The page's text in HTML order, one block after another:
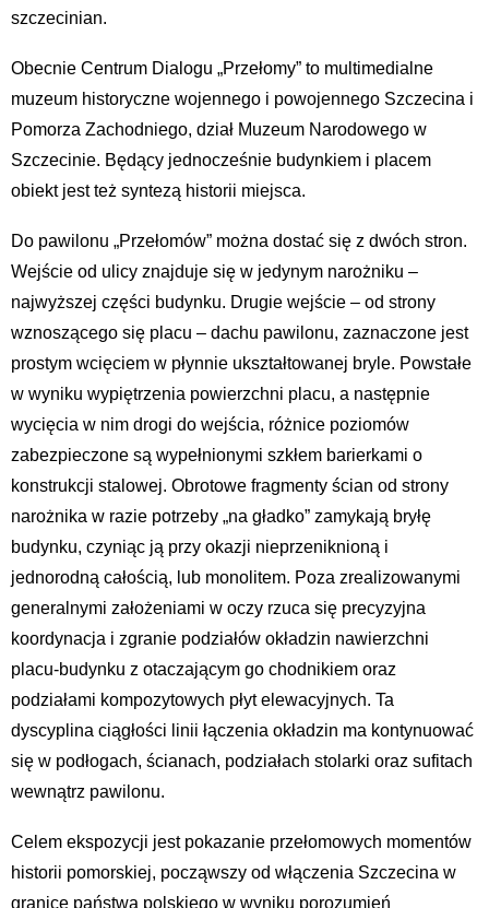
szczecinian.
Obecnie Centrum Dialogu „Przełomy” to multimedialne
muzeum historyczne wojennego i powojennego Szczecina i
Pomorza Zachodniego, dział Muzeum Narodowego w
Szczecinie. Będący jednocześnie budynkiem i placem
obiekt jest też syntezą historii miejsca.
Do pawilonu „Przełomów” można dostać się z dwóch stron.
Wejście od ulicy znajduje się w jedynym narożniku –
najwyższej części budynku. Drugie wejście – od strony
wznoszącego się placu – dachu pawilonu, zaznaczone jest
prostym wcięciem w płynnie ukształtowanej bryle. Powstałe
w wyniku wypiętrzenia powierzchni placu, a następnie
wycięcia w nim drogi do wejścia, różnice poziomów
zabezpieczone są wypełnionymi szkłem barierkami o
konstrukcji stalowej. Obrotowe fragmenty ścian od strony
narożnika w razie potrzeby „na gładko” zamykają bryłę
budynku, czyniąc ją przy okazji nieprzeniknioną i
jednorodną całością, lub monolitem. Poza zrealizowanymi
generalnymi założeniami w oczy rzuca się precyzyjna
koordynacja i zgranie podziałów okładzin nawierzchni
placu-budynku z otaczającym go chodnikiem oraz
podziałami kompozytowych płyt elewacyjnych. Ta
dyscyplina ciągłości linii łączenia okładzin ma kontynuować
się w podłogach, ścianach, podziałach stolarki oraz sufitach
wewnątrz pawilonu.
Celem ekspozycji jest pokazanie przełomowych momentów
historii pomorskiej, począwszy od włączenia Szczecina w
granice państwa polskiego w wyniku porozumień